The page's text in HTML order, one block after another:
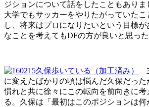
ジションについて話をしたこともあり
大学でもサッカーをやりたがっていたこ
し、将来はプロになりたいという目標
なことを考えてもDFの方が良いと思った
に変えたばかりの頃は悩んだ久保だっ
慣れと共に徐々にこの転向を前向きに考
る。久保は「最初はこのポジションは何